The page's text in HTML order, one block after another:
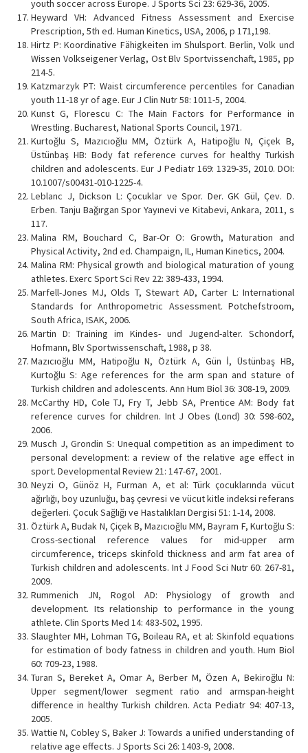
youth soccer across Europe. J Sports Sci 23: 629-36, 2005.
Heyward VH: Advanced Fitness Assessment and Exercise
Prescription, 5th ed. Human Kinetics, USA, 2006, p 171,198.
Hirtz P: Koordinative Fähigkeiten im Shulsport. Berlin, Volk und
Wissen Volkseigener Verlag, Ost Blv Sportvissenchaft, 1985, pp
214-5.
Katzmarzyk PT: Waist circumference percentiles for Canadian
youth 11-18 yr of age. Eur J Clin Nutr 58: 1011-5, 2004.
Kunst G, Florescu C: The Main Factors for Performance in
Wrestling. Bucharest, National Sports Council, 1971.
Kurtoğlu S, Mazıcıoğlu MM, Öztürk A, Hatipoğlu N, Çiçek B,
Üstünbaş HB: Body fat reference curves for healthy Turkish
children and adolescents. Eur J Pediatr 169: 1329-35, 2010. DOI:
10.1007/s00431-010-1225-4.
Leblanc J, Dickson L: Çocuklar ve Spor. Der. GK Gül, Çev. D.
Erben. Tanju Bağırgan Spor Yayınevi ve Kitabevi, Ankara, 2011, s
117.
Malina RM, Bouchard C, Bar-Or O: Growth, Maturation and
Physical Activity, 2nd ed. Champaign, IL, Human Kinetics, 2004.
Malina RM: Physical growth and biological maturation of young
athletes. Exerc Sport Sci Rev 22: 389-433, 1994.
Marfell-Jones MJ, Olds T, Stewart AD, Carter L: International
Standards for Anthropometric Assessment. Potchefstroom,
South Africa, ISAK, 2006.
Martin D: Training im Kindes- und Jugend-alter. Schondorf,
Hofmann, Blv Sportwissenschaft, 1988, p 38.
Mazıcıoğlu MM, Hatipoğlu N, Öztürk A, Gün İ, Üstünbaş HB,
Kurtoğlu S: Age references for the arm span and stature of
Turkish children and adolescents. Ann Hum Biol 36: 308-19, 2009.
McCarthy HD, Cole TJ, Fry T, Jebb SA, Prentice AM: Body fat
reference curves for children. Int J Obes (Lond) 30: 598-602,
2006.
Musch J, Grondin S: Unequal competition as an impediment to
personal development: a review of the relative age effect in
sport. Developmental Review 21: 147-67, 2001.
Neyzi O, Günöz H, Furman A, et al: Türk çocuklarında vücut
ağırlığı, boy uzunluğu, baş çevresi ve vücut kitle indeksi referans
değerleri. Çocuk Sağlığı ve Hastalıkları Dergisi 51: 1-14, 2008.
Öztürk A, Budak N, Çiçek B, Mazıcıoğlu MM, Bayram F, Kurtoğlu S:
Cross-sectional reference values for mid-upper arm
circumference, triceps skinfold thickness and arm fat area of
Turkish children and adolescents. Int J Food Sci Nutr 60: 267-81,
2009.
Rummenich JN, Rogol AD: Physiology of growth and
development. Its relationship to performance in the young
athlete. Clin Sports Med 14: 483-502, 1995.
Slaughter MH, Lohman TG, Boileau RA, et al: Skinfold equations
for estimation of body fatness in children and youth. Hum Biol
60: 709-23, 1988.
Turan S, Bereket A, Omar A, Berber M, Özen A, Bekiroğlu N:
Upper segment/lower segment ratio and armspan-height
difference in healthy Turkish children. Acta Pediatr 94: 407-13,
2005.
Wattie N, Cobley S, Baker J: Towards a unified understanding of
relative age effects. J Sports Sci 26: 1403-9, 2008.